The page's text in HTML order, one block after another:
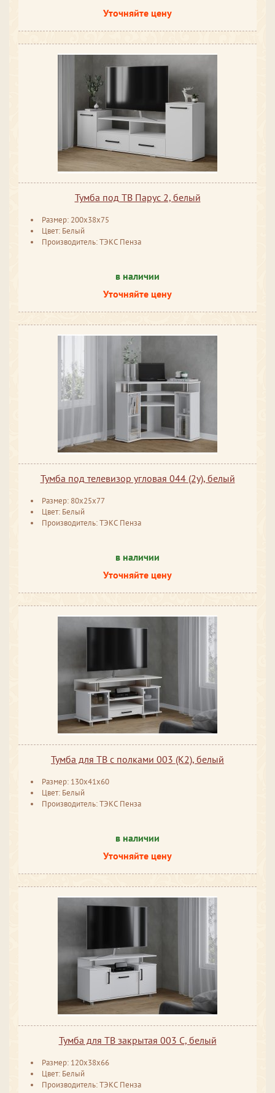
Уточняйте цену
Тумба под ТВ Парус 2, белый
Размер: 200x38x75
Цвет: Белый
Производитель: ТЭКС Пенза
в наличии
Уточняйте цену
Тумба под телевизор угловая 044 (2у), белый
Размер: 80x25x77
Цвет: Белый
Производитель: ТЭКС Пенза
в наличии
Уточняйте цену
Тумба для ТВ с полками 003 (К2), белый
Размер: 130x41x60
Цвет: Белый
Производитель: ТЭКС Пенза
в наличии
Уточняйте цену
Тумба для ТВ закрытая 003 С, белый
Размер: 120x38x66
Цвет: Белый
Производитель: ТЭКС Пенза